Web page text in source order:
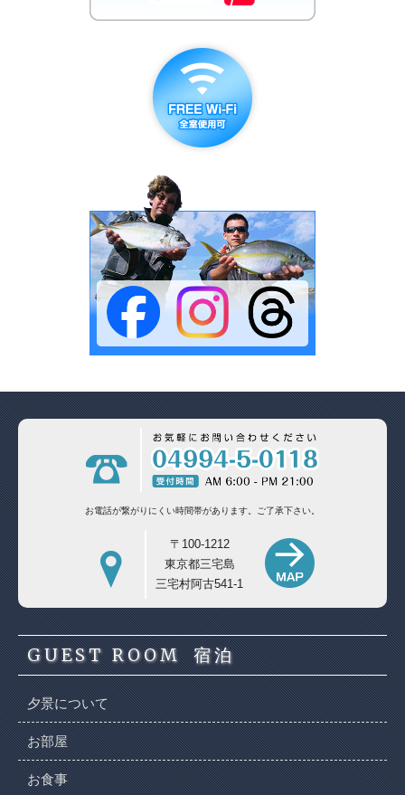
お電話が繋がりにくい時間帯があります。 ご了承下さい。
〒100-1212
東京都三宅島
三宅村阿古541-1
GUEST ROOM 宿泊
夕景について
お部屋
お食事